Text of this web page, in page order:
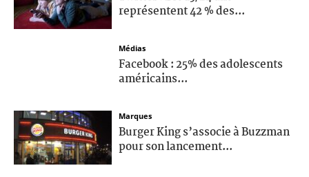
représentent 42 % des...
Médias
Facebook : 25% des adolescents
américains...
Marques
Burger King s’associe à Buzzman
pour son lancement...